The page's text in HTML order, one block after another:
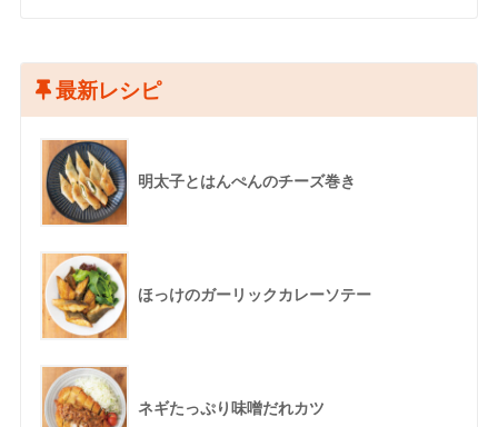
最新レシピ
明太子とはんぺんのチーズ巻き
ほっけのガーリックカレーソテー
ネギたっぷり味噌だれカツ